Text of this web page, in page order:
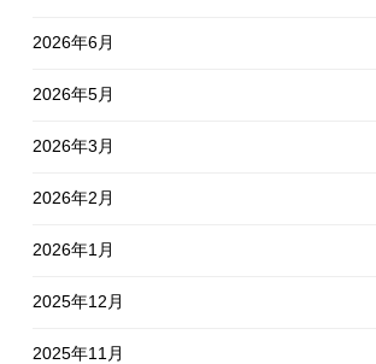
2026年6月
2026年5月
2026年3月
2026年2月
2026年1月
2025年12月
2025年11月